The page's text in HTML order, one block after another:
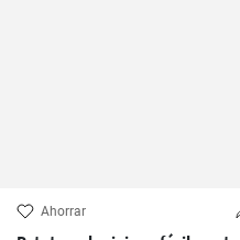
Ahorrar